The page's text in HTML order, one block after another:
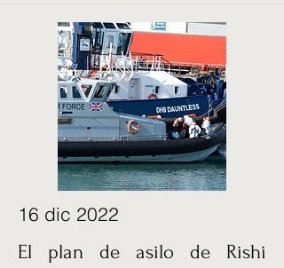
16 dic 2022
El plan de asilo de Rishi